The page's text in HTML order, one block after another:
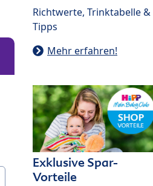
Richtwerte, Trinktabelle &
Tipps
Mehr erfahren!
Exklusive Spar-
Vorteile